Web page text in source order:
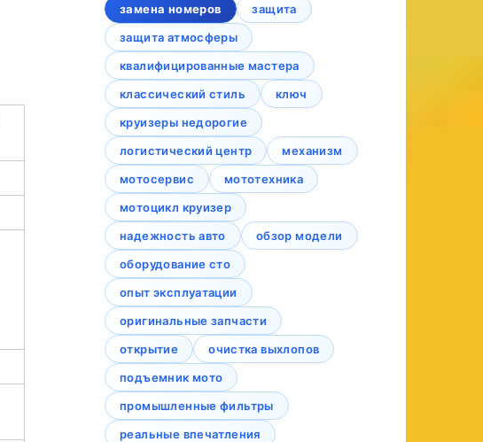
замена номеров
защита
защита атмосферы
квалифицированные мастера
классический стиль
ключ
круизеры недорогие
логистический центр
механизм
мотосервис
мототехника
мотоцикл круизер
надежность авто
обзор модели
оборудование сто
опыт эксплуатации
оригинальные запчасти
открытие
очистка выхлопов
подъемник мото
промышленные фильтры
реальные впечатления